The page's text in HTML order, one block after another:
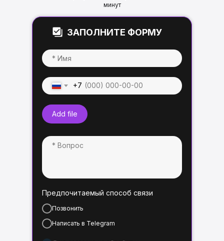
минут
ЗАПОЛНИТЕ ФОРМУ
+7
Add file
Предпочитаемый способ связи
Позвонить
Написать в Telegram